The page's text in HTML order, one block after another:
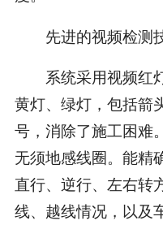
先进的视频检测
系统采用视频红灯
黄灯、绿灯，包括箭
号，消除了施工困难
无须地感线圈。能精
直行、逆行、左右转
线、越线情况，以及